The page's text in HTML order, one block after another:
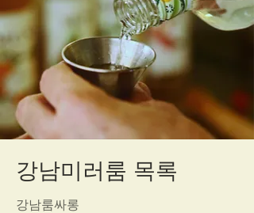
강남미러룸 목록
강남룸싸롱